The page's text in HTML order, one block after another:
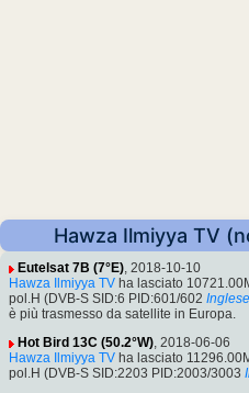
Hawza Ilmiyya TV
Eutelsat 7B (7°E), 2018-10-10
Hawza Ilmiyya TV ha lasciato
pol.H (DVB-S SID:6 PID:601/602 Inglese
è più trasmesso da satellite in Europa.
Hot Bird 13C (50.2°W), 2018-06-06
Hawza Ilmiyya TV ha lasciato
pol.H (DVB-S SID:2203 PID:2003/3003